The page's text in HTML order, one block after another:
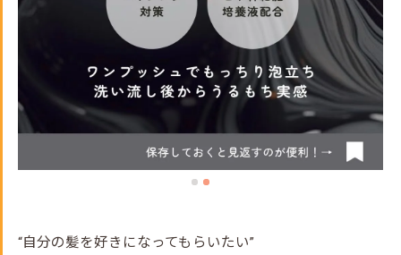
“自分の髪を好きになってもらいたい”